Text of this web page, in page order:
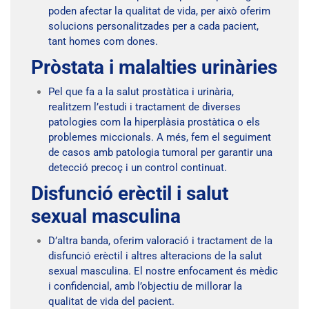
poden afectar la qualitat de vida, per això oferim
solucions personalitzades per a cada pacient,
tant homes com dones.
Pròstata i malalties urinàries
Pel que fa a la salut prostàtica i urinària,
realitzem l’estudi i tractament de diverses
patologies com la hiperplàsia prostàtica o els
problemes miccionals. A més, fem el seguiment
de casos amb patologia tumoral per garantir una
detecció precoç i un control continuat.
Disfunció erèctil i salut
sexual masculina
D’altra banda, oferim valoració i tractament de la
disfunció erèctil i altres alteracions de la salut
sexual masculina. El nostre enfocament és mèdic
i confidencial, amb l’objectiu de millorar la
qualitat de vida del pacient.